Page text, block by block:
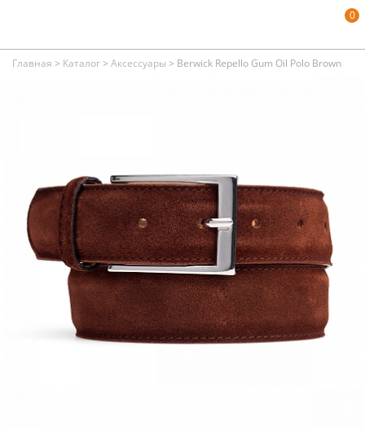
0
Главная > Каталог> Аксессуары > Berwick Repello Gum Oil Polo Brown